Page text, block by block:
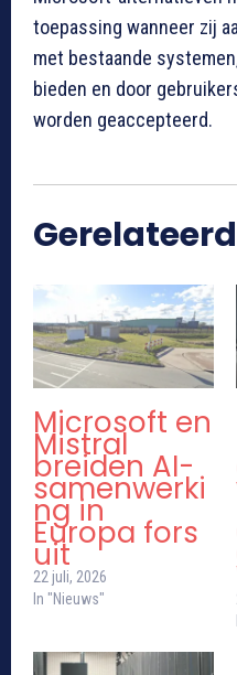
toepassing wanneer zij
met bestaande
bieden en door
worden geaccepteerd.
Gerelateerd
Microsoft en
Mistral
breiden AI-
samenwerki
ng in
Europa fors
uit
22 juli, 2026
In "Nieuws"